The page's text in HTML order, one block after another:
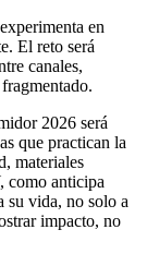
en
El reto será
canales,
2026 será
que practican la
materiales
como anticipa
su vida, no solo a
impacto, no